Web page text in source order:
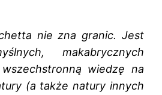
nie zna granic. Jest
makabrycznych
wiedzę na
(a także natury innych